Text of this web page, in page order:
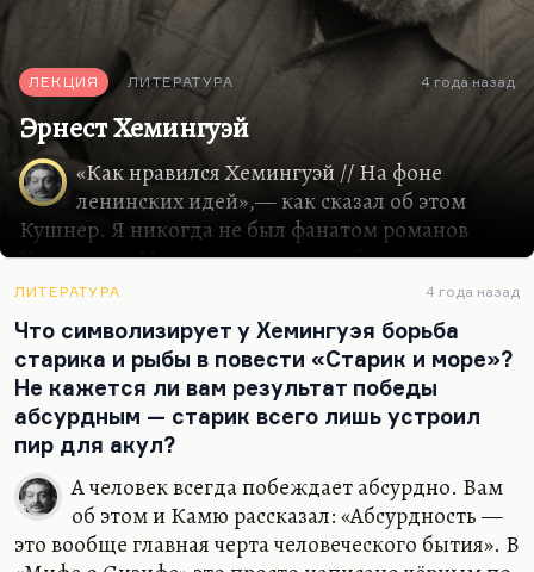
ЛЕКЦИЯ ЛИТЕРАТУРА 4 года назад
Эрнест Хемингуэй
«Как нравился Хемингуэй // На фоне
ленинских идей»,— как сказал об этом
Кушнер. Я никогда не был фанатом романов
Хемингуэя. Мне всегда нравился более или
менее только «По ком звонит колокол» («For
Whom the Bell Tolls»). У меня довольно сложное
отношение к его рассказам. Я люблю только
самые ранние, в частности «Индейский
посёлок», и вообще всё, что про Ника Адамса. А
такие рассказы, типа «Недолгое счастье
Фрэнсиса Макомбера» или «Снега
Килиманджаро», где уже приём начинает, мне
кажется, просто слишком себя наглядно
демонстрировать,— такие сочинения уже мне
ЛИТЕРАТУРА 4 года назад
Что символизирует у Хемингуэя борьба
старика и рыбы в повести «Старик и море»?
Не кажется ли вам результат победы
абсурдным — старик всего лишь устроил
пир для акул?
А человек всегда побеждает абсурдно. Вам
об этом и Камю рассказал: «Абсурдность —
это вообще главная черта человеческого бытия». В